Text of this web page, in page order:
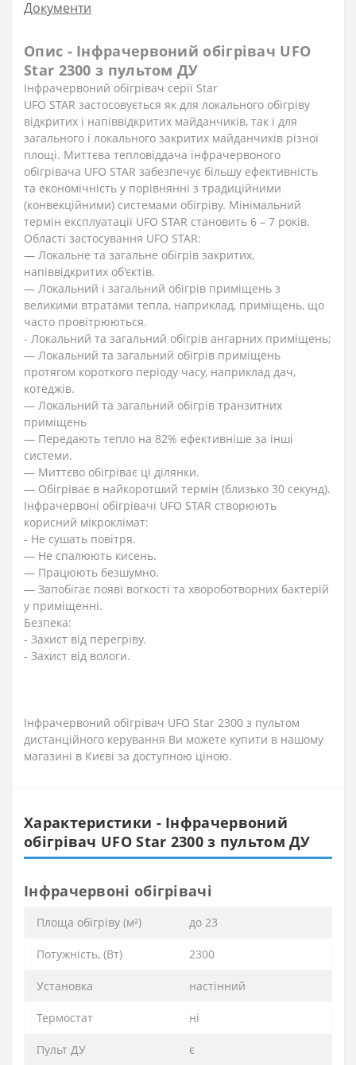
Документи
Опис - Інфрачервоний обігрівач UFO
Star 2300 з пультом ДУ
Інфрачервоний обігрівач серії Star
UFO STAR застосовується як для локального обігріву
відкритих і напіввідкритих майданчиків, так і для
загального і локального закритих майданчиків різної
площі. Миттєва тепловіддача інфрачервоного
обігрівача UFO STAR забезпечує більшу ефективність
та економічність у порівнянні з традиційними
(конвекційними) системами обігріву. Мінімальний
термін експлуатації UFO STAR становить 6 – 7 років.
Області застосування UFO STAR:
— Локальне та загальне обігрів закритих,
напіввідкритих об'єктів.
— Локальний і загальний обігрів приміщень з
великими втратами тепла, наприклад, приміщень, що
часто провітрюються.
- Локальний та загальний обігрів ангарних приміщень;
— Локальний та загальний обігрів приміщень
протягом короткого періоду часу, наприклад дач,
котеджів.
— Локальний та загальний обігрів транзитних
приміщень
— Передають тепло на 82% ефективніше за інші
системи.
— Миттєво обігріває ці ділянки.
— Обігріває в найкоротший термін (близько 30 секунд).
Інфрачервоні обігрівачі UFO STAR створюють
корисний мікроклімат:
- Не сушать повітря.
— Не спалюють кисень.
— Працюють безшумно.
— Запобігає появі вогкості та хвороботворних бактерій
у приміщенні.
Безпека:
- Захист від перегріву.
- Захист від вологи.
Інфрачервоний обігрівач UFO Star 2300 з пультом
дистанційного керування Ви можете купити в нашому
магазині в Києві за доступною ціною.
Характеристики - Інфрачервоний
обігрівач UFO Star 2300 з пультом ДУ
Інфрачервоні обігрівачі
Площа обігріву (м²) до 23
Потужність, (Вт) 2300
Установка настінний
Термостат ні
Пульт ДУ є